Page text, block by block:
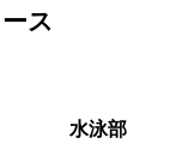
ス
水泳部